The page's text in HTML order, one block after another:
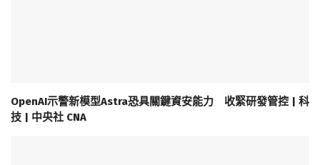
OpenAI示警新模型Astra恐具關鍵資安能力 收緊研發管控 | 科
技 | 中央社 CNA